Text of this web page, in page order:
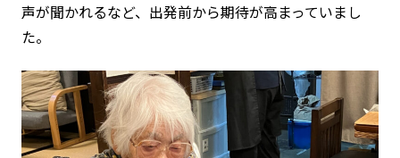
声が聞かれるなど、出発前から期待が高まっていまし
た。